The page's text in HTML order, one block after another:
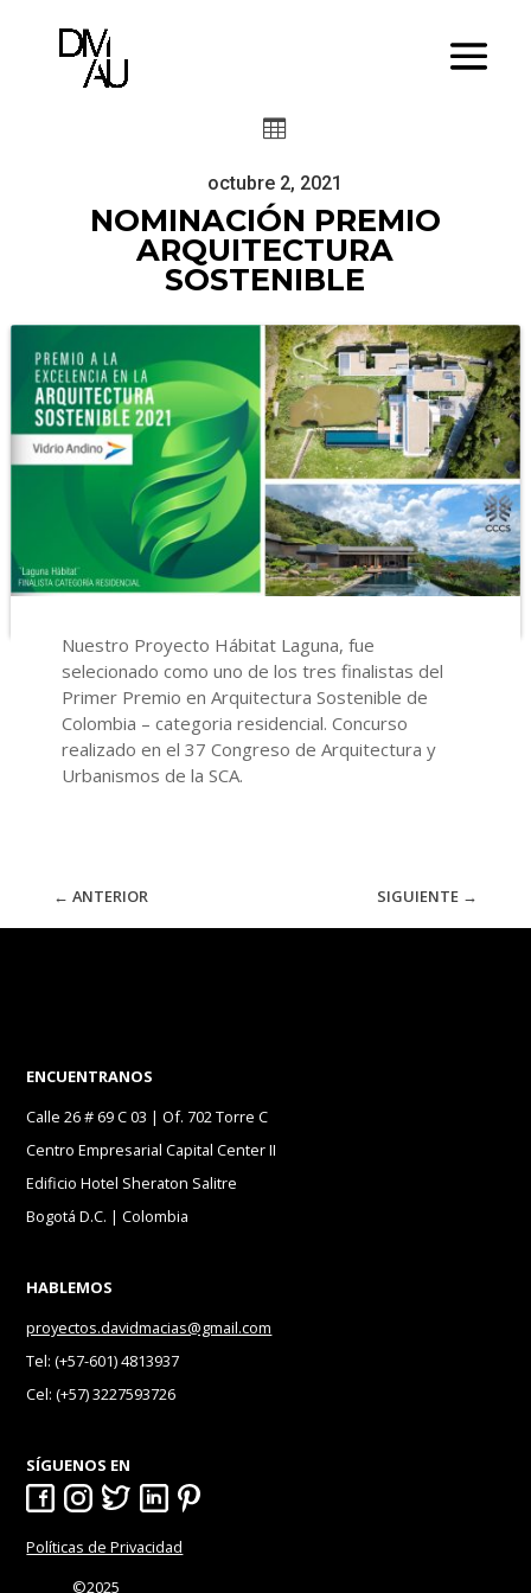

octubre 2, 2021
NOMINACIÓN PREMIO
ARQUITECTURA
SOSTENIBLE
Nuestro Proyecto Hábitat Laguna, fue
selecionado como uno de los tres finalistas del
Primer Premio en Arquitectura Sostenible de
Colombia – categoria residencial. Concurso
realizado en el 37 Congreso de Arquitectura y
Urbanismos de la SCA.
← ANTERIOR SIGUIENTE →
ENCUENTRANOS
Calle 26 # 69 C 03 | Of. 702 Torre C
Centro Empresarial Capital Center II
Edificio Hotel Sheraton Salitre
Bogotá D.C. | Colombia
HABLEMOS
proyectos.davidmacias@gmail.com
Tel: (+57-601) 4813937
Cel: (+57) 3227593726
SÍGUENOS EN
Políticas de Privacidad
©2025